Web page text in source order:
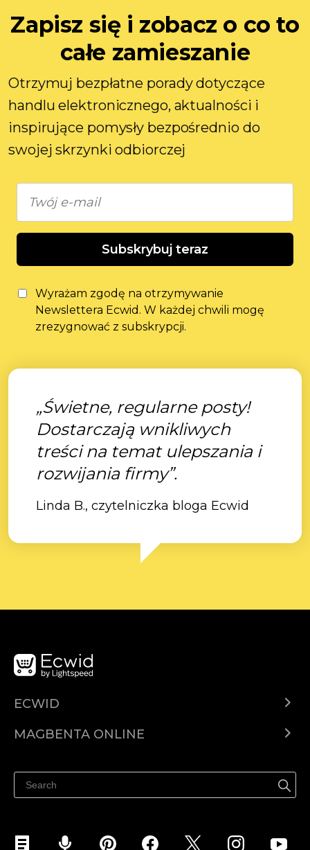
Zapisz się i zobacz o co to
całe zamieszanie
Otrzymuj bezpłatne porady dotyczące
handlu elektronicznego, aktualności i
inspirujące pomysły bezpośrednio do
swojej skrzynki odbiorczej
Subskrybuj teraz
Wyrażam zgodę na otrzymywanie
Newslettera Ecwid. W każdej chwili mogę
zrezygnować z subskrypcji.
„Świetne, regularne posty!
Dostarczają wnikliwych
treści na temat ulepszania i
rozwijania firmy”.
Linda B., czytelniczka bloga Ecwid
ECWID
Help center
MAGBENTA ONLINE
Ibenta sa Facebook